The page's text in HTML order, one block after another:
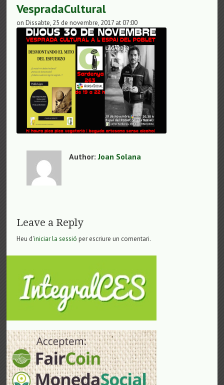
VespradaCultural
on Dissabte, 25 de novembre, 2017 at 07:00
Author:Joan Solana
Leave a Reply
Heu d'iniciar la sessió per escriure un comentari.